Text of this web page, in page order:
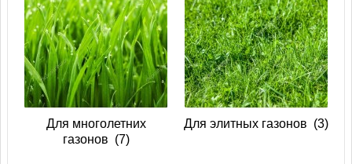
Для многолетних
газонов (7)
Для элитных газонов (3)